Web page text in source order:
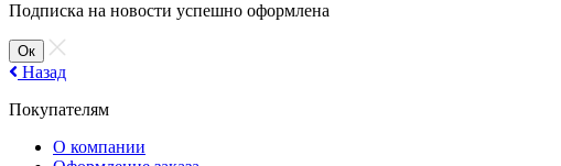
Подписка на новости успешно оформлена
Ок
Назад
Покупателям
О компании